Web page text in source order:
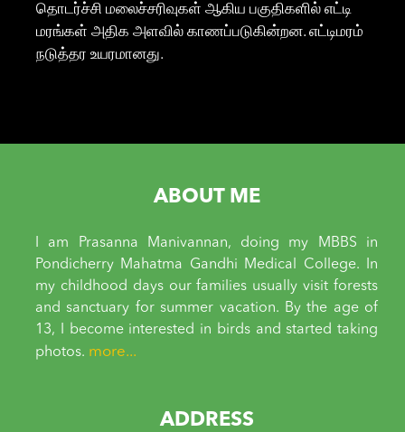
தொடர்ச்சி மலைச்சரிவுகள் ஆகிய பகுதிகளில் எட்டி
மரங்கள் அதிக அளவில் காணப்படுகின்றன. எட்டிமரம்
நடுத்தர உயரமானது.
ABOUT ME
I am Prasanna Manivannan, doing my MBBS in
Pondicherry Mahatma Gandhi Medical College. In
my childhood days our families usually visit forests
and sanctuary for summer vacation. By the age of
13, I become interested in birds and started taking
photos. more...
ADDRESS